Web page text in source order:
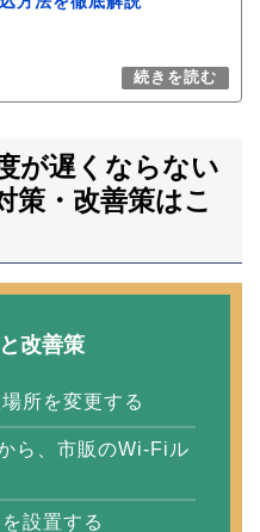
が遅くならない
策・改善策はこ
改善策
所を変更する
ら、市販のWi-Fiル
設置する